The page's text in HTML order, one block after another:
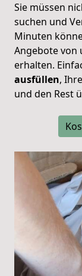
Sie müssen
suchen und
Minuten
Angebote von
erhalten.
ausfüllen,
und den Rest